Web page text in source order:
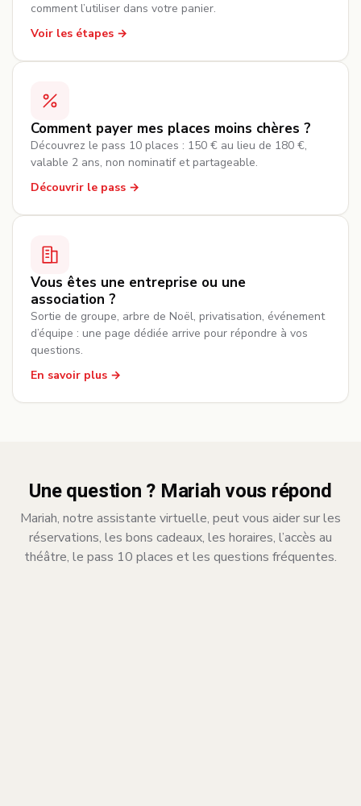
comment l’utiliser dans votre panier.
Voir les étapes
Comment payer mes places moins chères ?
Découvrez le pass 10 places : 150 € au lieu de 180 €,
valable 2 ans, non nominatif et partageable.
Découvrir le pass
Vous êtes une entreprise ou une
association ?
Sortie de groupe, arbre de Noël, privatisation, événement
d’équipe : une page dédiée arrive pour répondre à vos
questions.
En savoir plus
Une question ? Mariah vous répond
Mariah, notre assistante virtuelle, peut vous aider sur les
réservations, les bons cadeaux, les horaires, l’accès au
théâtre, le pass 10 places et les questions fréquentes.